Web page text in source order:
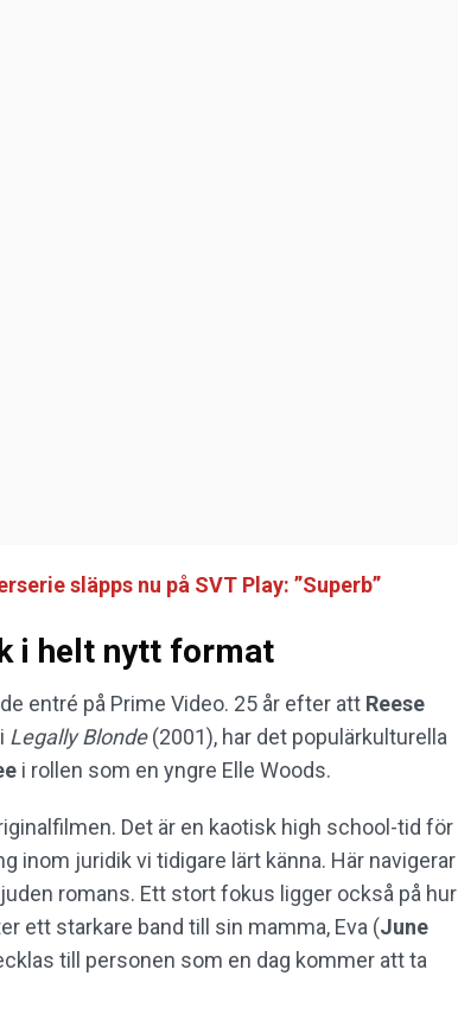
släpps nu på SVT Play: ”Superb”
i helt nytt format
entré på Prime Video. 25 år efter att Reese
Legally Blonde(2001), har det populärkulturella
i rollen som en yngre Elle Woods.
Det är en kaotisk high school-tid för
inom juridik vi tidigare lärt känna. Här navigerar
romans. Ett stort fokus ligger också på hur
ett starkare band till sin mamma, Eva (June
till personen som en dag kommer att ta